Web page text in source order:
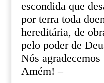
escondida que
por terra toda
hereditária, de
pelo poder de
Nós
Amém! –